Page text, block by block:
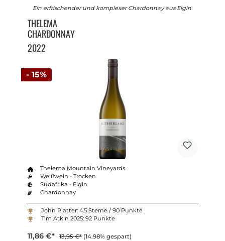
- 15%
Ein erfrischender und komplexer Chardonnay aus Elgin.
THELEMA
CHARDONNAY
2022
Thelema Mountain Vineyards
Weißwein - Trocken
Südafrika - Elgin
Chardonnay
John Platter: 4.5 Sterne / 90 Punkte
Tim Atkin 2025: 92 Punkte
11,86 €* 13,95 €* (14.98% gespart)